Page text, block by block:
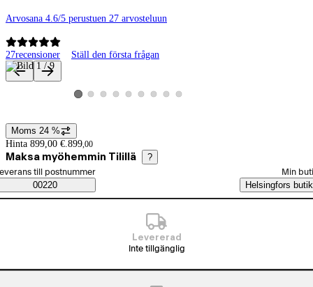
Arvosana 4.6/5 perustuen 27 arvosteluun
27recensioner Ställ den första frågan
Produktbilder och videor
Visa produktbild 1
Visa produktbild 2
Visa produktbild 3
Visa produktbild 4
Visa produktbild 5
Visa produktbild 6
Visa produktbild 7
Visa produktbild 8
Visa produktbild 9
Prisinformation
Moms 24 %
Hinta 899,00 €. 899,00
Maksa myöhemmin Tilillä ?
Saatavuustiedot
beställningssätt
till postnummer
00220
Min
Helsingfors butik
Levererad
Inte tillgänglig